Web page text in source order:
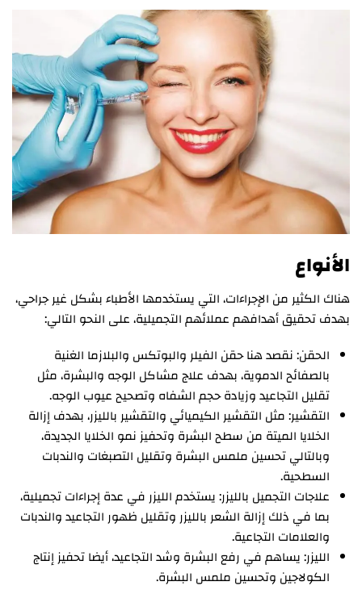
الأنواع
هناك الكثير من الإجراءات، التي يستخدمها الأطباء بشكل غير جراحي،
بهدف تحقيق أهدافهم عملائهم التجميلية، على النحو التالي:
الحقن: نقصد هنا حقن الفيلر والبوتكس والبلازما الغنية
بالصفائح الدموية، بهدف علاج مشاكل الوجه والبشرة، مثل
تقليل التجاعيد وزيادة حجم الشفاه وتصحيح عيوب الوجه.
التقشير: مثل التقشير الكيميائي والتقشير بالليزر، بهدف إزالة
الخلايا الميتة من سطح البشرة وتحفيز نمو الخلايا الجديدة،
وبالتالي تحسين ملمس البشرة وتقليل التصبغات والندبات
السطحية.
علاجات التجميل بالليزر: يستخدم الليزر في عدة إجراءات تجميلية،
بما في ذلك إزالة الشعر بالليزر وتقليل ظهور التجاعيد والندبات
والعلامات التجاعية.
الليزر: يساهم في رفع البشرة وشد التجاعيد، أيضا تحفيز إنتاج
الكولاجين وتحسين ملمس البشرة.